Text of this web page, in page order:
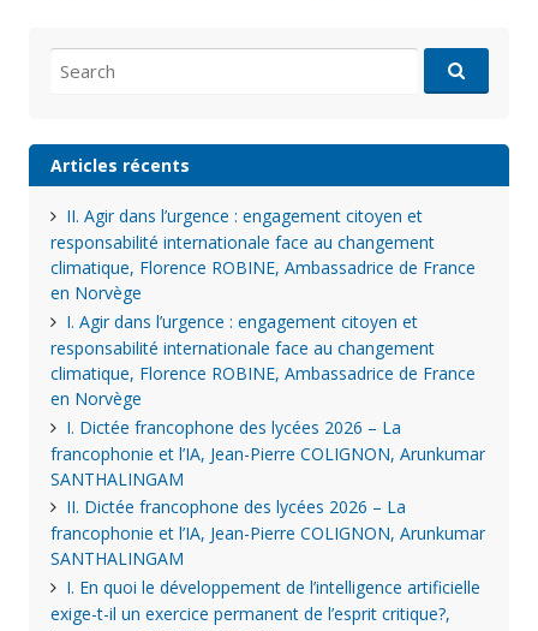
for:
Articles récents
II. Agir dans l’urgence : engagement citoyen et
responsabilité internationale face au changement
climatique, Florence ROBINE, Ambassadrice de France
en Norvège
I. Agir dans l’urgence : engagement citoyen et
responsabilité internationale face au changement
climatique, Florence ROBINE, Ambassadrice de France
en Norvège
I. Dictée francophone des lycées 2026 – La
francophonie et l’IA, Jean-Pierre COLIGNON, Arunkumar
SANTHALINGAM
II. Dictée francophone des lycées 2026 – La
francophonie et l’IA, Jean-Pierre COLIGNON, Arunkumar
SANTHALINGAM
I. En quoi le développement de l’intelligence artificielle
exige-t-il un exercice permanent de l’esprit critique?,